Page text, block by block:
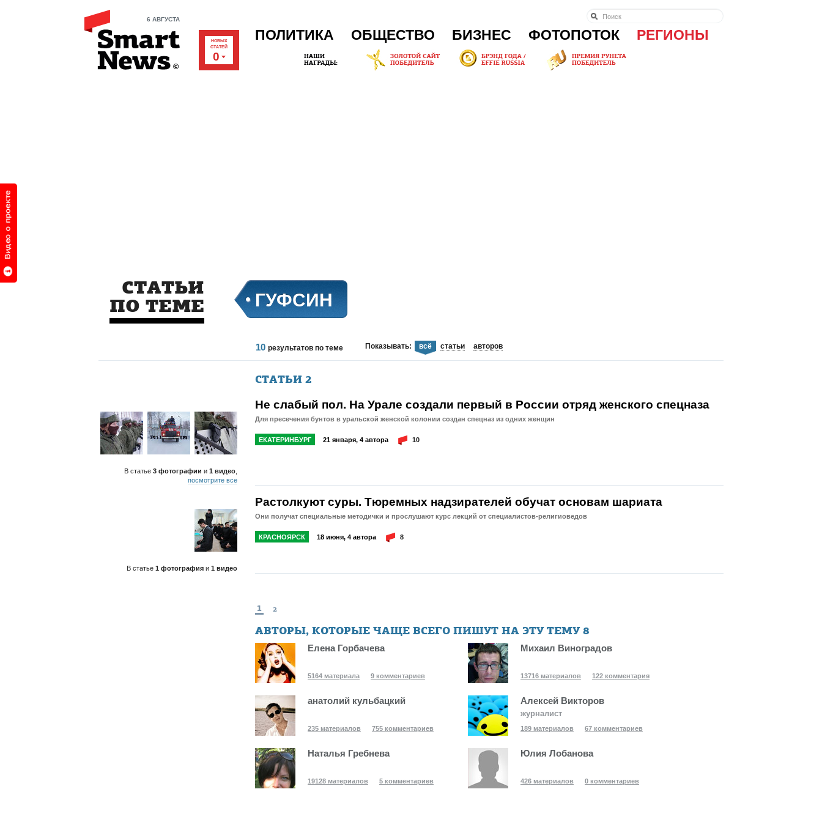
6 АВГУСТА
НОВЫХ
СТАТЕЙ
0
ПОЛИТИКА ОБЩЕСТВО БИЗНЕС ФОТОПОТОК РЕГИОНЫ
СТАТЬИ
ПО ТЕМЕ
ГУФСИН
10 результатов по теме Показывать: всё статьи авторов
СТАТЬИ 2
В статье 3 фотографии и 1 видео
посмотрите все
Не слабый пол. На Урале создали первый в России отряд женского спецназа
Для пресечения бунтов в уральской женской колонии создан спецназ из одних женщин
ЕКАТЕРИНБУРГ 21 января, 4 автора 10
В статье 1 фотография и 1 видео
Растолкуют суры. Тюремных надзирателей обучат основам шариата
Они получат специальные методички и прослушают курс лекций от специалистов-религиоведов
КРАСНОЯРСК 18 июня, 4 автора 8
1 2
АВТОРЫ, КОТОРЫЕ ЧАЩЕ ВСЕГО ПИШУТ НА ЭТУ ТЕМУ8
Елена Горбачева
5164 материала 9 комментариев
анатолий кульбацкий
235 материалов 755 комментариев
Наталья Гребнева
19128 материалов 5 комментариев
Михаил Виноградов
13716 материалов 122 комментария
Алексей Викторов
журналист
189 материалов 67 комментариев
Юлия Лобанова
426 материалов 0 комментариев